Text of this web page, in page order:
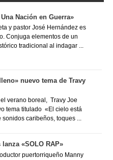
Nación en Guerra»
y pastor José Hernández es
Conjuga elementos de un
tradicional al indagar ...
nuevo tema de Travy
verano boreal, Travy Joe
tema titulado «El cielo está
sonidos caribeños, toques ...
lanza «SOLO RAP»
puertorriqueño Manny